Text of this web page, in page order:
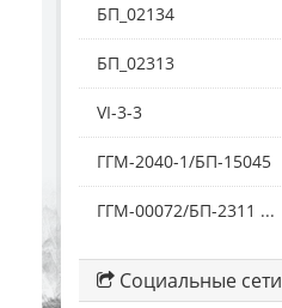
БП_02134
БП_02313
VI-3-3
ГГМ-2040-1/БП-15045
ГГМ-00072/БП-2311 ...
Социальные сети